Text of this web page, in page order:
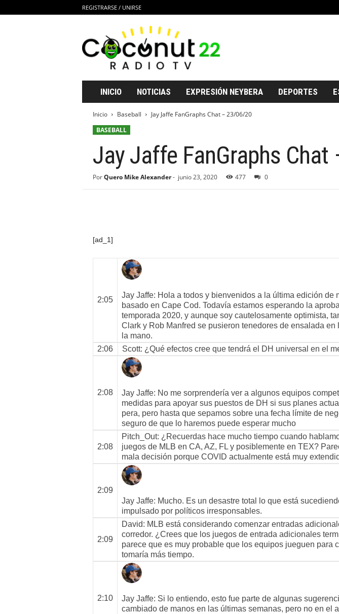
REGISTRARSE / UNIRSE
c
o
INICIO NOTICIAS EXPRESIÓN NEYBERA DEPORTES
Inicio Baseball
Jay Jaffe FanGraphs Chat – 23/06/20
BASEBALL
Jay Jaffe FanGraphs
Por Quero Mike Alexander- junio 23, 2020 477 0
[ad_1]
2:05
Jay Jaffe: Hola a todos y bienvenidos a la última edición de
basado en Cape Cod. Todavía estamos esperando la
temporada 2020, y aunque soy cautelosamente optimista,
Clark y Rob Manfred se pusieron tenedores de ensalada en
la mano.
2:06
Scott: ¿Qué efectos cree que tendrá el DH universal en el
2:08 Jay Jaffe: No me sorprendería ver a algunos equipos
medidas para apoyar sus puestos de DH si sus planes
pera, pero hasta que sepamos sobre una fecha límite de
seguro de que lo haremos puede esperar mucho
2:08
Pitch_Out: ¿Recuerdas hace mucho tiempo cuando
juegos de MLB en CA, AZ, FL y posiblemente en TEX?
mala decisión porque COVID actualmente está muy
2:09
Jay Jaffe: Mucho. Es un desastre total lo que está
impulsado por políticos irresponsables.
2:09
David: MLB está considerando comenzar entradas
corredor. ¿Crees que los juegos de entrada adicionales
parece que es muy probable que los equipos jueguen para
tomaría más tiempo.
2:10 Jay Jaffe: Si lo entiendo, esto fue parte de algunas
cambiado de manos en las últimas semanas, pero no en el